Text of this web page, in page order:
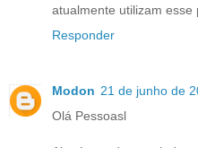
atualmente utilizam esse
Responder
Modon 21 de junho de
Olá Pessoasl